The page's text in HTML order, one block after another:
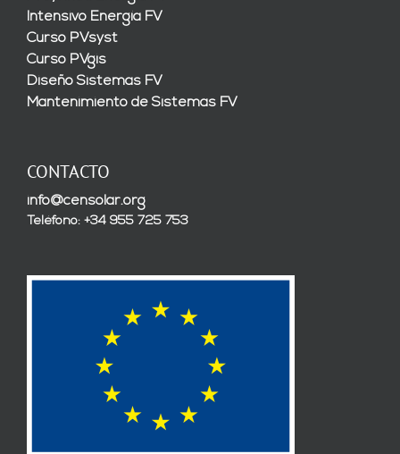
Intensivo Energía FV
Curso PVsyst
Curso PVgis
Diseño Sistemas FV
Mantenimiento de Sistemas FV
CONTACTO
info@censolar.org
Teléfono: +34 955 725 753